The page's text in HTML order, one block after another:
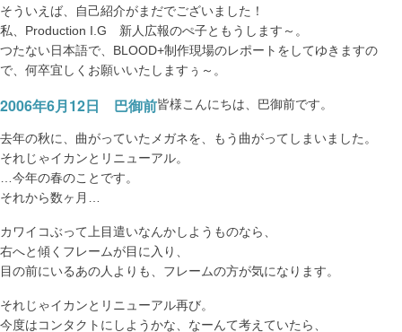
そういえば、自己紹介がまだでございました！
私、Production I.G 新人広報のぺ子ともうします～。
つたない日本語で、BLOOD+制作現場のレポートをしてゆきますの
で、何卒宜しくお願いいたしますぅ～。
2006年6月12日 巴御前皆様こんにちは、巴御前です。
去年の秋に、曲がっていたメガネを、
それじゃイカンとリニューアル。
…今年の春のことです。
それから数ヶ月…
もう曲がってしまいました。
カワイコぶって上目遣いなんかしようものなら、
右へと傾くフレームが目に入り、
目の前にいるあの人よりも、フレームの方が気になります。
それじゃイカンとリニューアル再び。
今度はコンタクトにしようかな、なーんて考えていたら、